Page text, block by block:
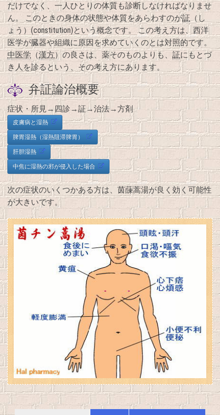
だけでなく、一人ひとりの体質も診断しなければなりませ
ん。 このときの身体の状態や体質をあらわすのが証 （し
ょう）(constitution)という概念です。 この考え方は、西洋
医学が臓器や組織に原因を求めていくのとは対照的です。
中医学 （漢方）の良さは、薬そのものよりも、 証にもとづ
き人を診るという、その考え方にあります。
弁証論治概要
症状・所見→四診→証→治法→方剤
皮膚病と湿熱
脾胃湿熱（湿熱阻滞脾胃）
肝胆湿熱
中焦に湿熱の邪が侵入した場合
次の症状のいくつかある方は、茵蔯蒿湯が良く効く可能性
が大きいです。